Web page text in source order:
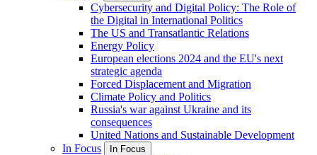
Cybersecurity and Digital Policy: The Role of
the Digital in International Politics
The US and Transatlantic Relations
Energy Policy
European elections 2024 and the EU's next
strategic agenda
Forced Displacement and Migration
Climate Policy and Politics
Russia's war against Ukraine and its
consequences
United Nations and Sustainable Development
In Focus
In Focus